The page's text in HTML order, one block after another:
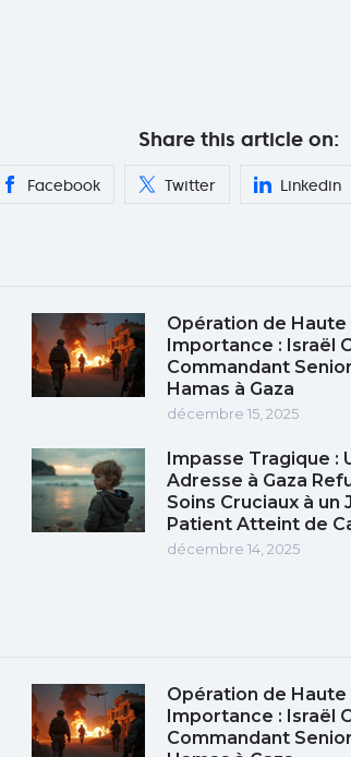
Share this article on:
Facebook Twitter Linkedin
Opération de Haute
Importance : Israël
Commandant
Hamas à Gaza
décembre 15, 2025
Impasse Tragique :
Adresse à Gaza
Soins Cruciaux à un
Patient Atteint de
décembre 14, 2025
Opération de Haute
Importance : Israël
Commandant